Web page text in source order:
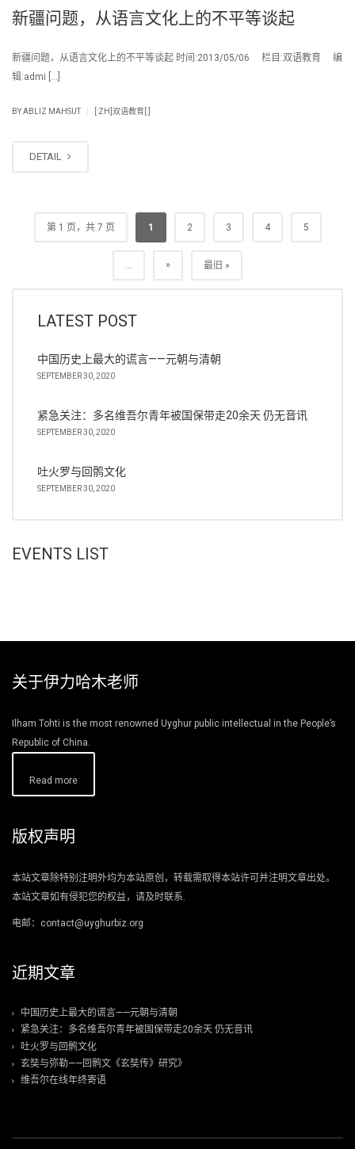
新疆问题，从语言文化上的不平等谈起
新疆问题，从语言文化上的不平等谈起 时间:2013/05/06 栏目:双语教育 编
辑:admi […]
BYABLIZ MAHSUT [:ZH]双语教育[:]
DETAIL
第 1 页，共 7 页 1 2 3 4 5
... » 最旧 »
LATEST POST
中国历史上最大的谎言——元朝与清朝
SEPTEMBER 30, 2020
紧急关注：多名维吾尔青年被国保带走20余天 仍无音讯
SEPTEMBER 30, 2020
吐火罗与回鹘文化
SEPTEMBER 30, 2020
EVENTS LIST
关于伊力哈木老师
Ilham Tohti is the most renowned Uyghur public intellectual in the People’s
Republic of China.
Read more
版权声明
本站文章除特别注明外均为本站原创，转载需取得本站许可并注明文章出处。
本站文章如有侵犯您的权益，请及时联系.
电邮：contact@uyghurbiz.org
近期文章
中国历史上最大的谎言——元朝与清朝
紧急关注：多名维吾尔青年被国保带走20余天 仍无音讯
吐火罗与回鹘文化
玄奘与弥勒——回鹘文《玄奘传》研究》
维吾尔在线年终寄语